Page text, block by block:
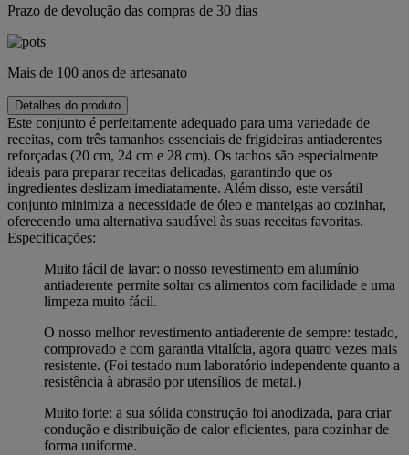
Prazo de devolução das compras de 30 dias
Mais de 100 anos de artesanato
Detalhes do produto
Este conjunto é perfeitamente adequado para uma variedade de
receitas, com três tamanhos essenciais de frigideiras antiaderentes
reforçadas (20 cm, 24 cm e 28 cm). Os tachos são especialmente
ideais para preparar receitas delicadas, garantindo que os
ingredientes deslizam imediatamente. Além disso, este versátil
conjunto minimiza a necessidade de óleo e manteigas ao cozinhar,
oferecendo uma alternativa saudável às suas receitas favoritas.
Especificações:
Muito fácil de lavar: o nosso revestimento em alumínio
antiaderente permite soltar os alimentos com facilidade e uma
limpeza muito fácil.
O nosso melhor revestimento antiaderente de sempre: testado,
comprovado e com garantia vitalícia, agora quatro vezes mais
resistente. (Foi testado num laboratório independente quanto a
resistência à abrasão por utensílios de metal.)
Muito forte: a sua sólida construção foi anodizada, para criar
condução e distribuição de calor eficientes, para cozinhar de
forma uniforme.